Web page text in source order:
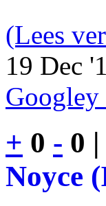
(Lees
19 Dec
Googley
+ 0 - 0 |
Noyce